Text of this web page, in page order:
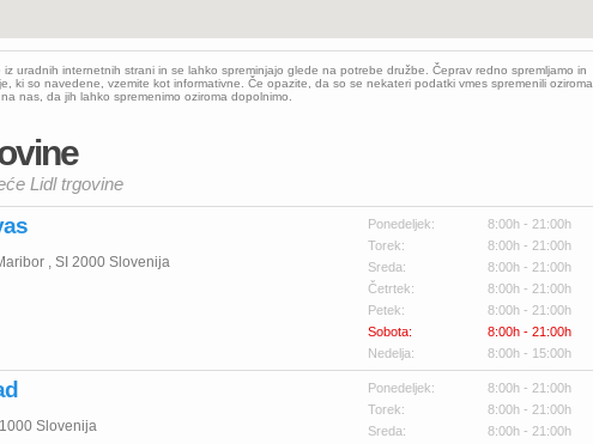
uradnih internetnih strani in se lahko spreminjajo glede na potrebe družbe. Čeprav redno spremljamo in
ki so navedene, vzemite kot informativne. Če opazite, da so se nekateri podatki vmes spremenili oziroma,
nas, da jih lahko spremenimo oziroma dopolnimo.
Lidl trgovine
, SI 2000 Slovenija
Ponedeljek:
8:00h - 21:00h
Torek:
8:00h - 21:00h
Sreda:
8:00h - 21:00h
Četrtek:
8:00h - 21:00h
Petek:
8:00h - 21:00h
Sobota:
8:00h - 21:00h
Nedelja:
8:00h - 15:00h
1000 Slovenija
Ponedeljek:
8:00h - 21:00h
Torek:
8:00h - 21:00h
Sreda:
8:00h - 21:00h